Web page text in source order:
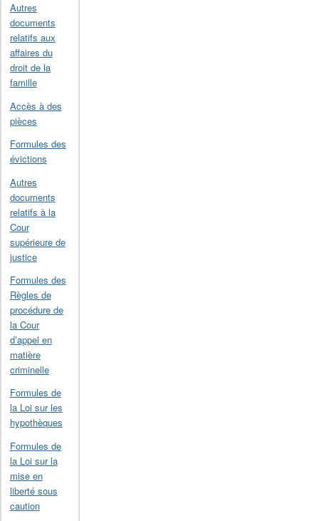
Autres
documents
relatifs aux
affaires du
droit de la
famille
Accès à des
pièces
Formules des
évictions
Autres
documents
relatifs à la
Cour
supérieure de
justice
Formules des
Règles de
procédure de
la Cour
d’appel en
matière
criminelle
Formules de
la Loi sur les
hypothèques
Formules de
la Loi sur la
mise en
liberté sous
caution